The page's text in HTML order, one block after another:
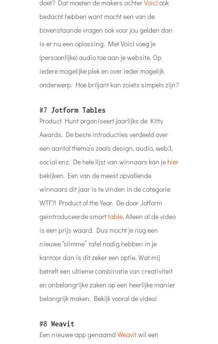
doet? Dat moeten de makers achterVoicl ook
bedacht hebben want mocht een van de
bovenstaande vragen ook voor jou gelden dan
is er nu een oplossing. Met Voicl voeg je
(persoonlijke) audio toe aan je website. Op
iedere mogelijke plek en over ieder mogelijk
onderwerp. Hoe briljant kan zoiets simpels zijn?
#7 Jotform Tables
Product Hunt organiseert jaarlijks de Kitty
Awards. De beste introducties verdeeld over
een aantal thema’s zoals design, audio, web3,
social enz. De hele lijst van winnaars kan jehier
bekijken. Een van de meest opvallende
winnaars dit jaar is te vinden in de categorie
WTF?! Product of the Year. De door Jotform
geïntroduceerde smarttable. Alleen al de video
is een prijs waard. Dus mocht je nog een
nieuwe “slimme” tafel nodig hebben in je
kantoor dan is dit zeker een optie. Wat mij
betreft een ultieme combinatie van creativiteit
en onbelangrijke zaken op een heerlijke manier
belangrijk maken. Bekijk vooral de video!
#8 Weavit
Een nieuwe app genaamd Weavitwil een